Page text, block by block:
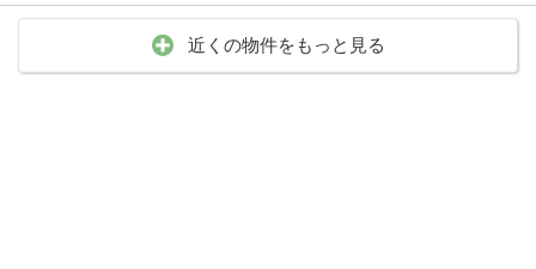
近くの物件をもっと見る